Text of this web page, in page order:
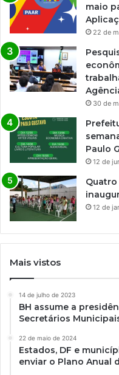
maio
22 de
30 de
Paulo
12 de
Quatro
12 de
Mais vistos
14 de julho de 2023
BH assume a
Secretários
22 de maio de 2024
Estados, DF e
enviar o Plano Anual